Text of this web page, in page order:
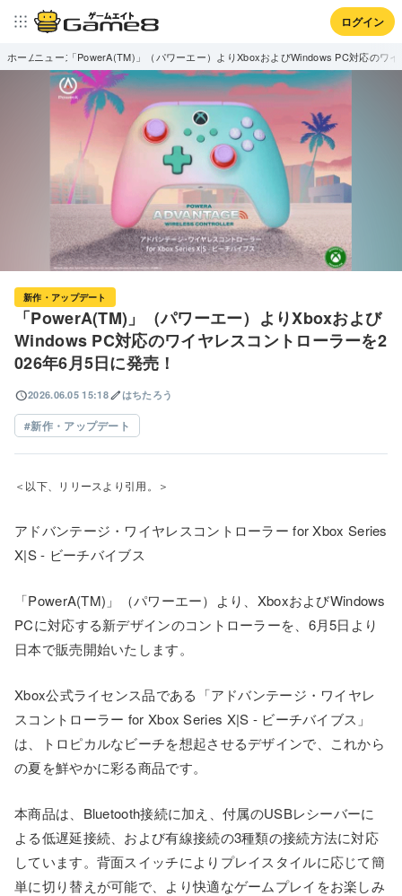
ログイン
ホームニュース「PowerA(TM)」（パワーエー）よりXboxおよびWindows PC対応のワ
新作・アップデート
「PowerA(TM)」（パワーエー）よりXboxおよび
Windows PC対応のワイヤレスコントローラーを2
026年6月5日に発売！
schedule2026.06.05 15:18editはちたろう
新作・アップデート
＜以下、リリースより引用。＞
アドバンテージ・ワイヤレスコントローラー for Xbox Series
X|S - ビーチバイブス
「PowerA(TM)」（パワーエー）より、XboxおよびWindows
PCに対応する新デザインのコントローラーを、6月5日より
日本で販売開始いたします。
Xbox公式ライセンス品である「アドバンテージ・ワイヤレ
スコントローラー for Xbox Series X|S - ビーチバイブス」
は、トロピカルなビーチを想起させるデザインで、これから
の夏を鮮やかに彩る商品です。
本商品は、Bluetooth接続に加え、付属のUSBレシーバーに
よる低遅延接続、および有線接続の3種類の接続方法に対応
しています。背面スイッチによりプレイスタイルに応じて簡
単に切り替えが可能で、より快適なゲームプレイをお楽しみ